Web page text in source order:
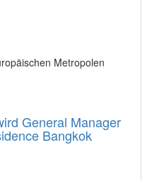
Metropolen
General Manager
Bangkok